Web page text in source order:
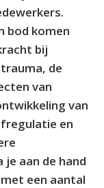
bod komen
bij
de
van
van
en
aan de hand
een aantal